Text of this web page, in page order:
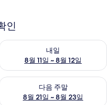
인
~ 8월 11일
내일
8월 11일 ~ 8월 12일
내일 예약 가능 여부 확인, 8월
일 ~ 8월 16일
다음 주말
8월 21일 ~ 8월 23일
다음 주말 예약 가능 여부 확인